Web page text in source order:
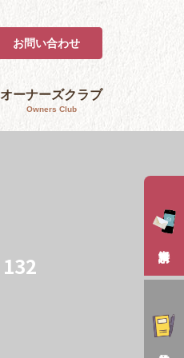
お問い合わせ
オーナーズクラブ
Owners Club
132